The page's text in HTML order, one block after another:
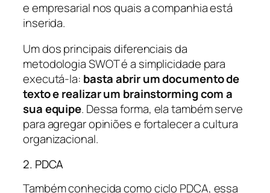
e empresarial nos quais a companhia está
inserida.
Um dos principais diferenciais da
metodologia SWOT é a simplicidade para
executá-la: basta abrir um documento de
texto e realizar um brainstorming com a
sua equipe. Dessa forma, ela também serve
para agregar opiniões e fortalecer a cultura
organizacional.
2. PDCA
Também conhecida como ciclo PDCA, essa